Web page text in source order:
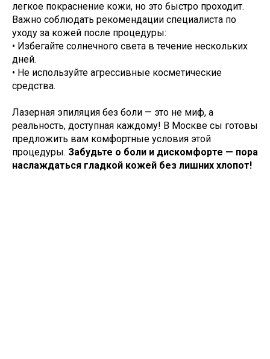
легкое покраснение кожи, но это быстро проходит.
Важно соблюдать рекомендации специалиста по
уходу за кожей после процедуры:
• Избегайте солнечного света в течение нескольких
дней.
• Не используйте агрессивные косметические
средства.
Лазерная эпиляция без боли — это не миф, а
реальность, доступная каждому! В Москве сы готовы
предложить вам комфортные условия этой
процедуры. Забудьте о боли и дискомфорте — пора
наслаждаться гладкой кожей без лишних хлопот!